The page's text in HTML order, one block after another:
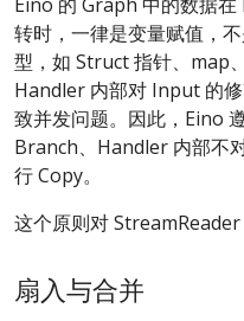
Eino 的 Graph 中的数据
转时，一律是变量赋值，
型，如 Struct 指针、map
Handler 内部对 Input 的
致并发问题。因此，Eino
Branch、Handler 内部不
行 Copy。
这个原则对 StreamReader
扇入与合并